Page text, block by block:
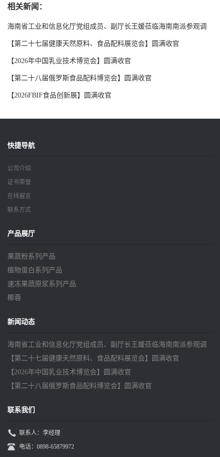
相关新闻：
海南省工业和信息化厅党组成员、副厅长王媛莅临海南南派参观调
研
【第二十七届健康天然原料、食品配料展览会】圆满收官
【2026年中国乳业技术博览会】圆满收官
【第二十八届俄罗斯食品配料博览会】圆满收官
【2026FBIF食品创新展】圆满收官
快捷导航
公司介绍
证书荣誉
在线留言
联系方式
产品展厅
果蔬粉系列产品
植物蛋白系列产品
速冻果蔬原浆系列产品
椰蓉
新闻动态
海南省工业和信息化厅党组成员、副厅长王媛莅临海南南派参观调
研
【第二十七届健康天然原料、食品配料展览会】圆满收官
【2026年中国乳业技术博览会】圆满收官
【第二十八届俄罗斯食品配料博览会】圆满收官
联系我们
联系人：李经理
电话：0898-65879972